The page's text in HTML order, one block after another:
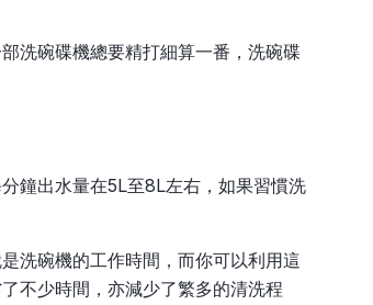
洗碗碟機總要精打細算一番，洗碗碟
鐘出水量在5L至8L左右，如果習慣洗
洗碗機的工作時間，而你可以利用這
不少時間，亦減少了繁多的清洗程